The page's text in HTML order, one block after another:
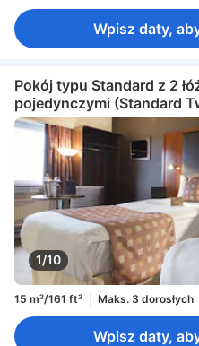
Wpisz daty,
Pokój typu Standard z 2
pojedynczymi (Standard
1/10
15 m²/161 ft² Maks. 3 dorosłych
Wpisz daty,